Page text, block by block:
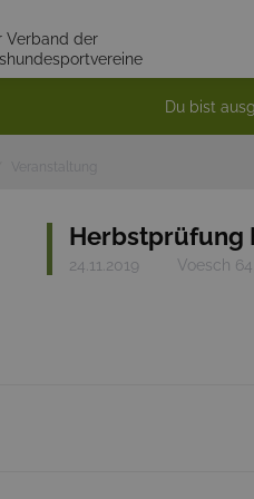
Verband der
Du bist
Herbstprüfung
24.11.2019 Voesch